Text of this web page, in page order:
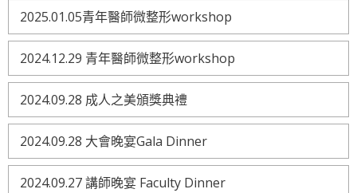
2025.01.05青年醫師微整形workshop
2024.12.29 青年醫師微整形workshop
2024.09.28 成人之美頒獎典禮
2024.09.28 大會晚宴Gala Dinner
2024.09.27 講師晚宴 Faculty Dinner